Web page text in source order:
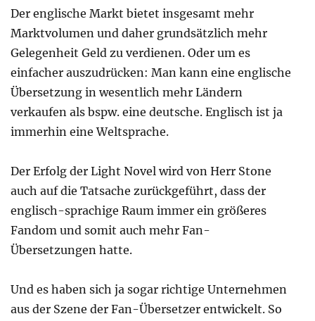
Der englische Markt bietet insgesamt mehr
Marktvolumen und daher grundsätzlich mehr
Gelegenheit Geld zu verdienen. Oder um es
einfacher auszudrücken: Man kann eine englische
Übersetzung in wesentlich mehr Ländern
verkaufen als bspw. eine deutsche. Englisch ist ja
immerhin eine Weltsprache.
Der Erfolg der Light Novel wird von Herr Stone
auch auf die Tatsache zurückgeführt, dass der
englisch-sprachige Raum immer ein größeres
Fandom und somit auch mehr Fan-
Übersetzungen hatte.
Und es haben sich ja sogar richtige Unternehmen
aus der Szene der Fan-Übersetzer entwickelt. So